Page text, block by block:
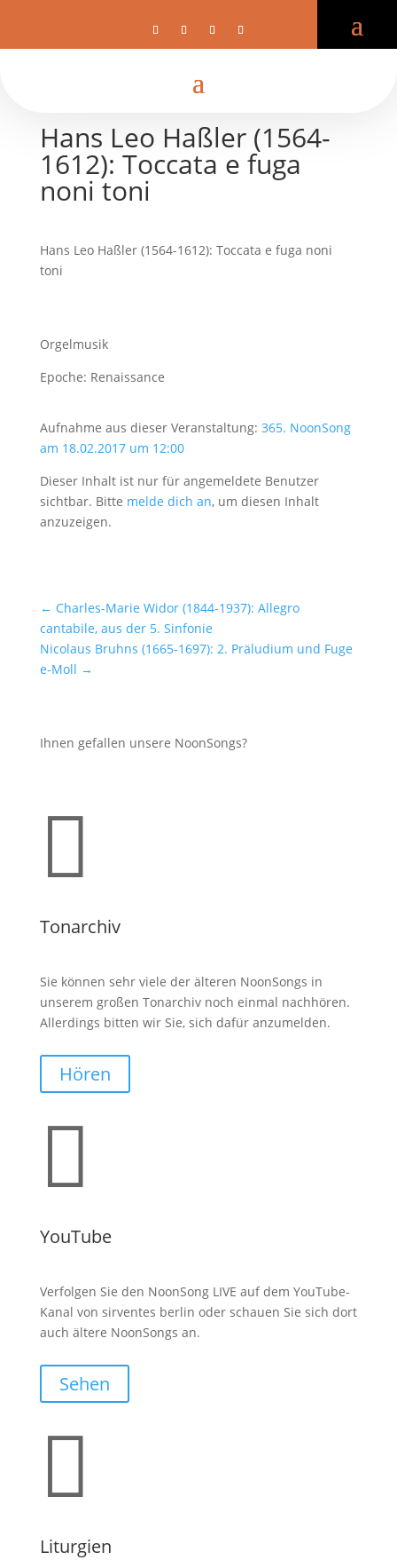
Hans Leo Haßler (1564-
1612): Toccata e fuga
noni toni
Hans Leo Haßler (1564-1612): Toccata e fuga noni
toni
Orgelmusik
Epoche: Renaissance
Aufnahme aus dieser Veranstaltung: 365. NoonSong
am 18.02.2017 um 12:00
Dieser Inhalt ist nur für angemeldete Benutzer
sichtbar. Bitte melde dich an, um diesen Inhalt
anzuzeigen.
← Charles-Marie Widor (1844-1937): Allegro
cantabile, aus der 5. Sinfonie
Nicolaus Bruhns (1665-1697): 2. Präludium und Fuge
e-Moll →
Ihnen gefallen unsere NoonSongs?

Tonarchiv
Sie können sehr viele der älteren NoonSongs in
unserem großen Tonarchiv noch einmal nachhören.
Allerdings bitten wir Sie, sich dafür anzumelden.
Hören

YouTube
Verfolgen Sie den NoonSong LIVE auf dem YouTube-
Kanal von sirventes berlin oder schauen Sie sich dort
auch ältere NoonSongs an.
Sehen

Liturgien